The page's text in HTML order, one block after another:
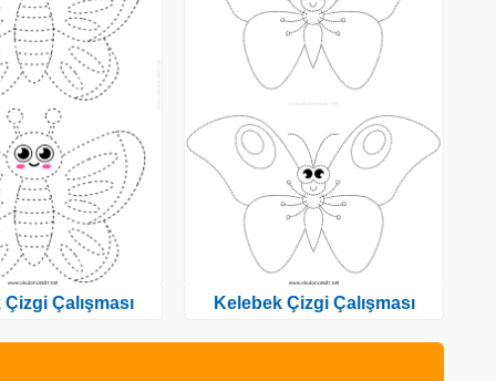
Çalışması Kelebek Çizgi Çalışması